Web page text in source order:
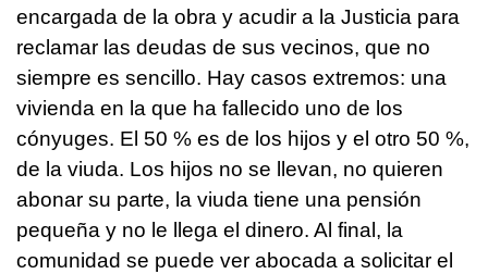
encargada de la obra y acudir a la Justicia para
reclamar las deudas de sus vecinos, que no
siempre es sencillo. Hay casos extremos: una
vivienda en la que ha fallecido uno de los
cónyuges. El 50 % es de los hijos y el otro 50 %,
de la viuda. Los hijos no se llevan, no quieren
abonar su parte, la viuda tiene una pensión
pequeña y no le llega el dinero. Al final, la
comunidad se puede ver abocada a solicitar el